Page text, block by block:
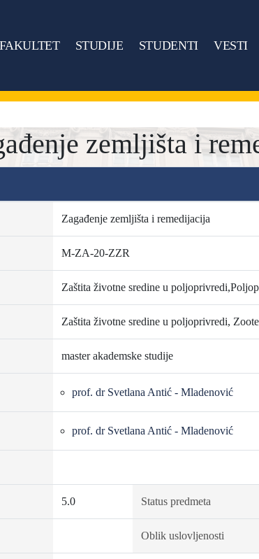
FAKULTET STUDIJE STUDENTI VESTI
zemljišta i
Zagađenje zemljišta i remedijacija
M-ZA-20-ZZR
Zaštita životne sredine u
Zaštita životne sredine u poljoprivredi,
master akademske studije
prof. dr Svetlana Antić - Mladenović
prof. dr Svetlana Antić - Mladenović
5.0 Status predmeta
Oblik uslovljenosti